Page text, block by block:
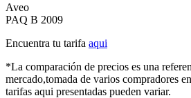
Aveo
PAQ B 2009
Encuentra tu tarifa aqui
*La comparación de precios es una
mercado,tomada de varios compradores
tarifas aqui presentadas pueden variar.